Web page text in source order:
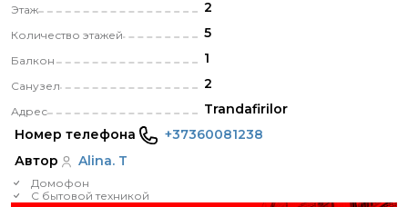
Этаж 2
Количество этажей 5
Балкон 1
Санузел 2
Адрес
Trandafirilor
Номер телефона
+37360081238
Автор
Alina. T
Домофон
С бытовой техникой